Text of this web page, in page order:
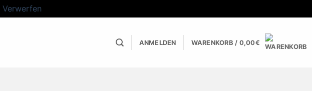
Verwerfen
ANMELDEN WARENKORB / 0,00€